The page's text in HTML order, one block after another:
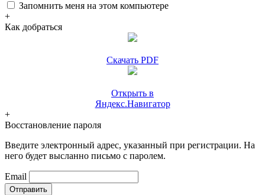
Запомнить меня на этом компьютере
+
Как добраться
Скачать PDF
Открыть в
Яндекс.Навигатор
+
Восстановление пароля
Введите электронный адрес, указанный при регистрации. На
него будет высланно письмо с паролем.
Email